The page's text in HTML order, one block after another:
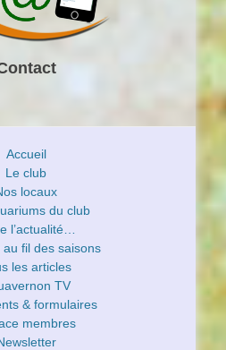
Accueil
Le club
locaux
du club
l’actualité…
au fil des saisons
les articles
TV
& formulaires
membres